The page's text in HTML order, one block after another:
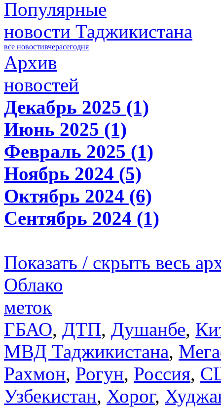
Популярные
новости Таджикистана
все новостивчерасегодня
Архив
новостей
Декабрь 2025 (1)
Июнь 2025 (1)
Февраль 2025 (1)
Ноябрь 2024 (5)
Октябрь 2024 (6)
Сентябрь 2024 (1)
Показать / скрыть весь
Облако
меток
ГБАО, ДТП, Душанбе,
МВД Таджикистана,
Рахмон, Рогун, Россия,
Узбекистан, Хорог,